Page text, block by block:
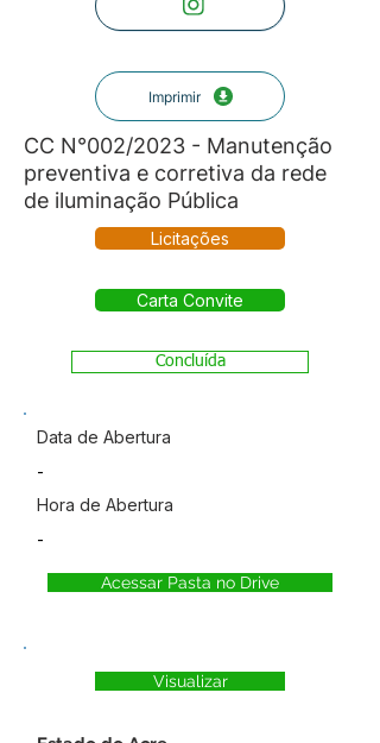
Imprimir
CC N°002/2023 - Manutenção
preventiva e corretiva da rede
de iluminação Pública
Licitações
Carta Convite
Concluída
Data de Abertura
-
Hora de Abertura
-
Acessar Pasta no Drive
Visualizar